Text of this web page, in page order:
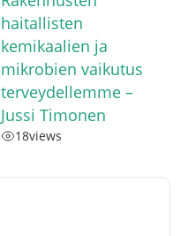
haitallisten
kemikaalien ja
mikrobien vaikutus
terveydellemme –
Jussi Timonen
18views